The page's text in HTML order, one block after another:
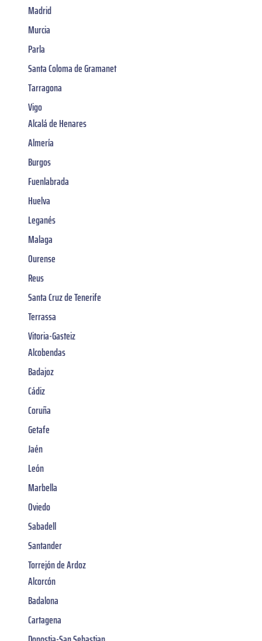
Madrid
Murcia
Parla
Santa Coloma de Gramanet
Tarragona
Vigo
Alcalá de Henares
Almería
Burgos
Fuenlabrada
Huelva
Leganés
Malaga
Ourense
Reus
Santa Cruz de Tenerife
Terrassa
Vitoria-Gasteiz
Alcobendas
Badajoz
Cádiz
Coruña
Getafe
Jaén
León
Marbella
Oviedo
Sabadell
Santander
Torrejón de Ardoz
Alcorcón
Badalona
Cartagena